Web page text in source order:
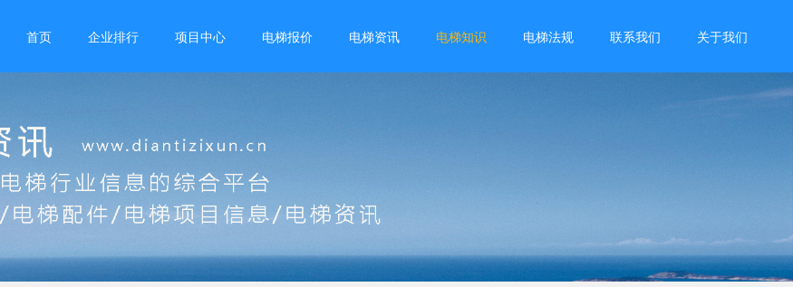
首页 企业排行 项目中心 电梯报价 电梯资讯 电梯知识 电梯法规 联系我们 关于我们